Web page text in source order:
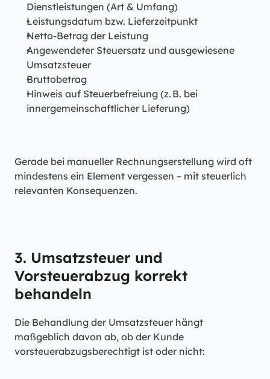
Dienstleistungen (Art & Umfang)
Leistungsdatum bzw. Lieferzeitpunkt
Netto-Betrag der Leistung
Angewendeter Steuersatz und ausgewiesene
Umsatzsteuer
Bruttobetrag
Hinweis auf Steuerbefreiung (z. B. bei
innergemeinschaftlicher Lieferung)
Gerade bei manueller Rechnungserstellung wird oft
mindestens ein Element vergessen – mit steuerlich
relevanten Konsequenzen.
3. Umsatzsteuer und
Vorsteuerabzug korrekt
behandeln
Die Behandlung der Umsatzsteuer hängt
maßgeblich davon ab, ob der Kunde
vorsteuerabzugsberechtigt ist oder nicht: